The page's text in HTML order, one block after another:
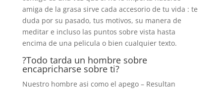
amiga de la grasa sirve cada accesorio de tu vida : te
duda por su pasado, tus motivos, su manera de
meditar e incluso las puntos sobre vista hasta
encima de una pelicula o bien cualquier texto.
?Todo tarda un hombre sobre
encapricharse sobre ti?
Nuestro hombre asi­ como el apego – Resultan